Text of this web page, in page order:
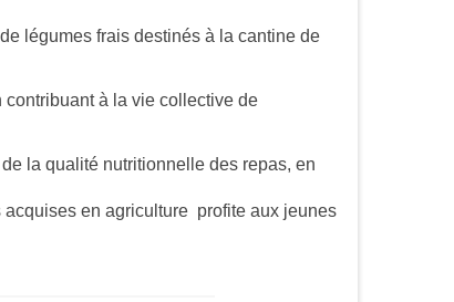
légumes frais destinés à la cantine de
à la vie collective de
la qualité nutritionnelle des repas, en
acquises en agriculture profite aux jeunes